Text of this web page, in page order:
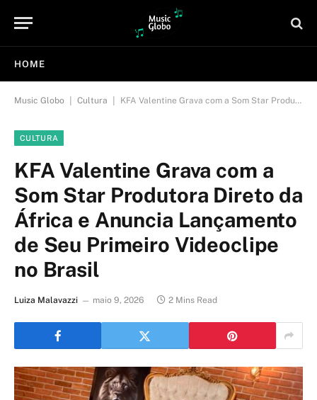
HOME
Music Globo Cultura KFA Valentine Grava com a Som Star Produtora Direto da África e Anuncia Lançamento de Seu Primeiro Videoclipe no Brasil
CULTURA
KFA Valentine Grava com a
Som Star Produtora Direto da
África e Anuncia Lançamento
de Seu Primeiro Videoclipe
no Brasil
Luiza Malavazzi maio 9, 2026 2 Mins Read